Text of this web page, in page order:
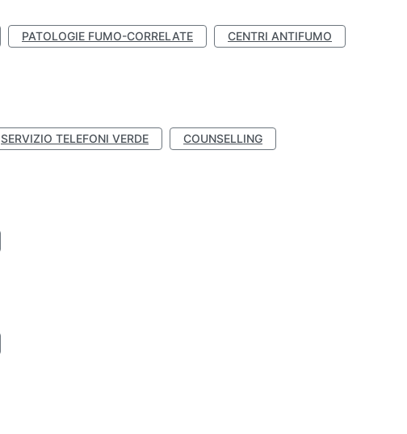
PATOLOGIE FUMO-CORRELATE CENTRI ANTIFUMO
SERVIZIO TELEFONI VERDE COUNSELLING